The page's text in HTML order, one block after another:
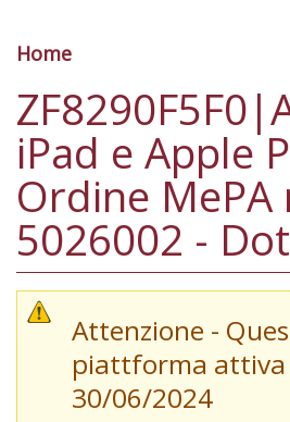
Tu sei qui
Home
iPad e Apple
Ordine MePA
5026002 -
Attenzione -
piattforma attiva
30/06/2024